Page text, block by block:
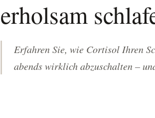
erholsam
Erfahren Sie, wie Cortisol Ihren
abends wirklich abzuschalten –